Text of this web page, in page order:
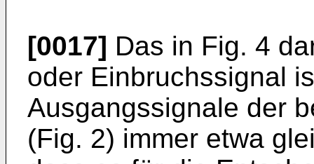
[0017] Das in Fig. 4
oder Einbruchssignal
Ausgangssignale der
(Fig. 2) immer etwa